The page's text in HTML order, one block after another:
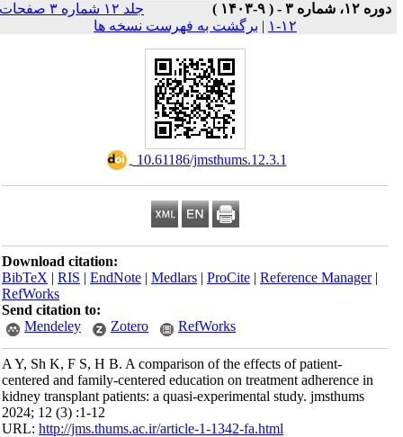
جلد ۱۲ شماره ۳ صفحات
برگشت به فهرست نسخه ها
‎ 10.61186/jmsthums.12.3.1
Download citation:
BibTeX|RIS|EndNote| Medlars| ProCite|Reference
RefWorks
Send citation to:
Mendeley
Zotero RefWorks
A Y, Sh K, F S, H B. A comparison of the effects of patient-
centered and family-centered education on treatment
kidney transplant patients: a quasi-experimental study.
2024; 12 (3) :1-12
URL:http://jms.thums.ac.ir/article-1-1342-fa.html